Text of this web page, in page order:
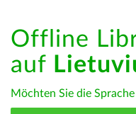
Offline
auf
Möchten Sie die